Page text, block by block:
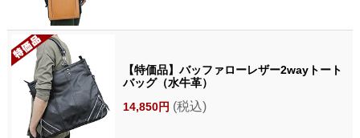
【特価品】バッファローレザー2wayトート
バッグ（水牛革）
14,850円 (税込)